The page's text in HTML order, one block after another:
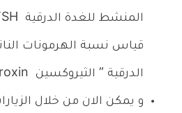
المنشط للغدة الدرقية
قياس نسبة الهرمونات
الدرقية ” الثيروكسين
و يمكن الان من خلال